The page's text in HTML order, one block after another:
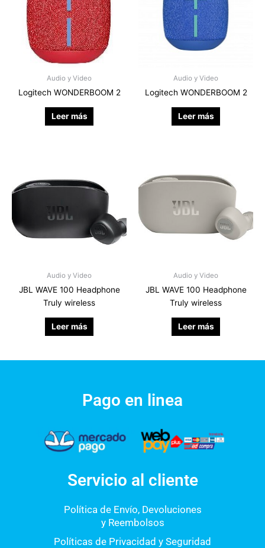
Audio y Video
Logitech WONDERBOOM 2
Leer más
Audio y Video
Logitech WONDERBOOM 2
Leer más
Audio y Video
JBL WAVE 100 Headphone
Truly wireless
Leer más
Audio y Video
JBL WAVE 100 Headphone
Truly wireless
Leer más
Pago en linea
Servicio al cliente
Política de Envío, Devoluciones
y Reembolsos
Políticas de Privacidad y Seguridad